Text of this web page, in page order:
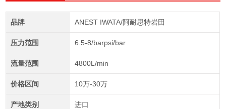
品牌 ANEST IWATA/阿耐思特岩田
压力范围 6.5-8/barpsi/bar
流量范围 4800L/min
价格区间 10万-30万
产地类别 进口